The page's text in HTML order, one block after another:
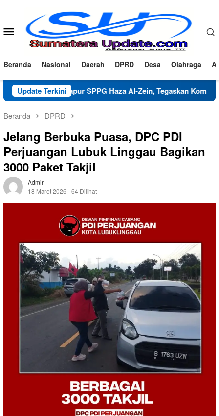
Menu
Mobile
Beranda Nasional Daerah DPRD Desa Olahraga
Update Terkini
Dapur SPPG Haza Al-Zein, Tegaskan Komitmen Jaga Mutu
Beranda DPRD
Jelang Berbuka Puasa, DPC PDI
Perjuangan Lubuk Linggau Bagikan
3000 Paket Takjil
Admin
18 Maret 2026
64 Dilihat